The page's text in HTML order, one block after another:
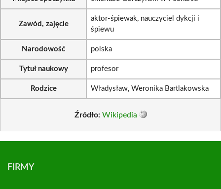
Zawód, zajęcie
aktor-śpiewak, nauczyciel dykcji i
śpiewu
Narodowość polska
Tytuł naukowy profesor
Rodzice Władysław, Weronika Bartlakowska
Źródło: Wikipedia
FIRMY